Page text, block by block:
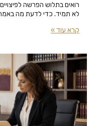
לא תמיד. כדי לדעת מה
קרא עוד »